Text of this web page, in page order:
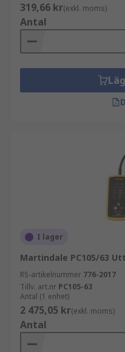
319,66 kr(exkl. moms)
Antal
I lager
Martindale PC105/63
RS-artikelnummer 776-2017
Tillv. art.nr PC105-63
Antal (1 enhet)
2 475,05 kr(exkl. moms)
Antal